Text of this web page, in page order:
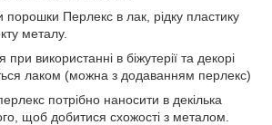
Перлекс в лак, рідку пластику
металу.
використанні в біжутерії та декорі
лаком (можна з додаванням перлекс)
потрібно наносити в декілька
щоб добитися схожості з металом.